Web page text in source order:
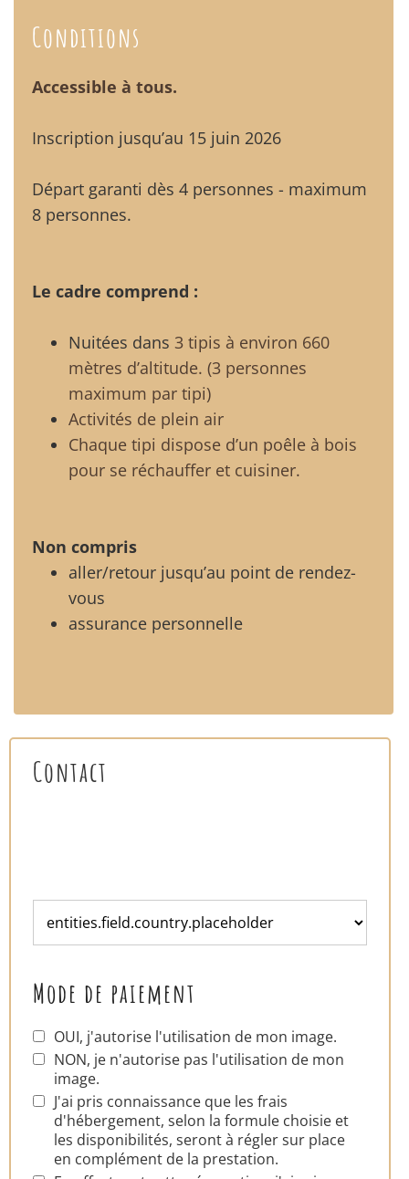
Conditions
Accessible à tous.
Inscription jusqu’au 15 juin 2026
Départ garanti dès 4 personnes - maximum
8 personnes.
Le cadre comprend :
Nuitées dans 3 tipis à environ 660
mètres d’altitude. (3 personnes
maximum par tipi)
Activités de plein air
Chaque tipi dispose d’un poêle à bois
pour se réchauffer et cuisiner.
Non compris
aller/retour jusqu’au point de rendez-
vous
assurance personnelle
Contact
Mode de paiement
OUI, j'autorise l'utilisation de mon image.
NON, je n'autorise pas l'utilisation de mon
image.
J'ai pris connaissance que les frais
d'hébergement, selon la formule choisie et
les disponibilités, seront à régler sur place
en complément de la prestation.